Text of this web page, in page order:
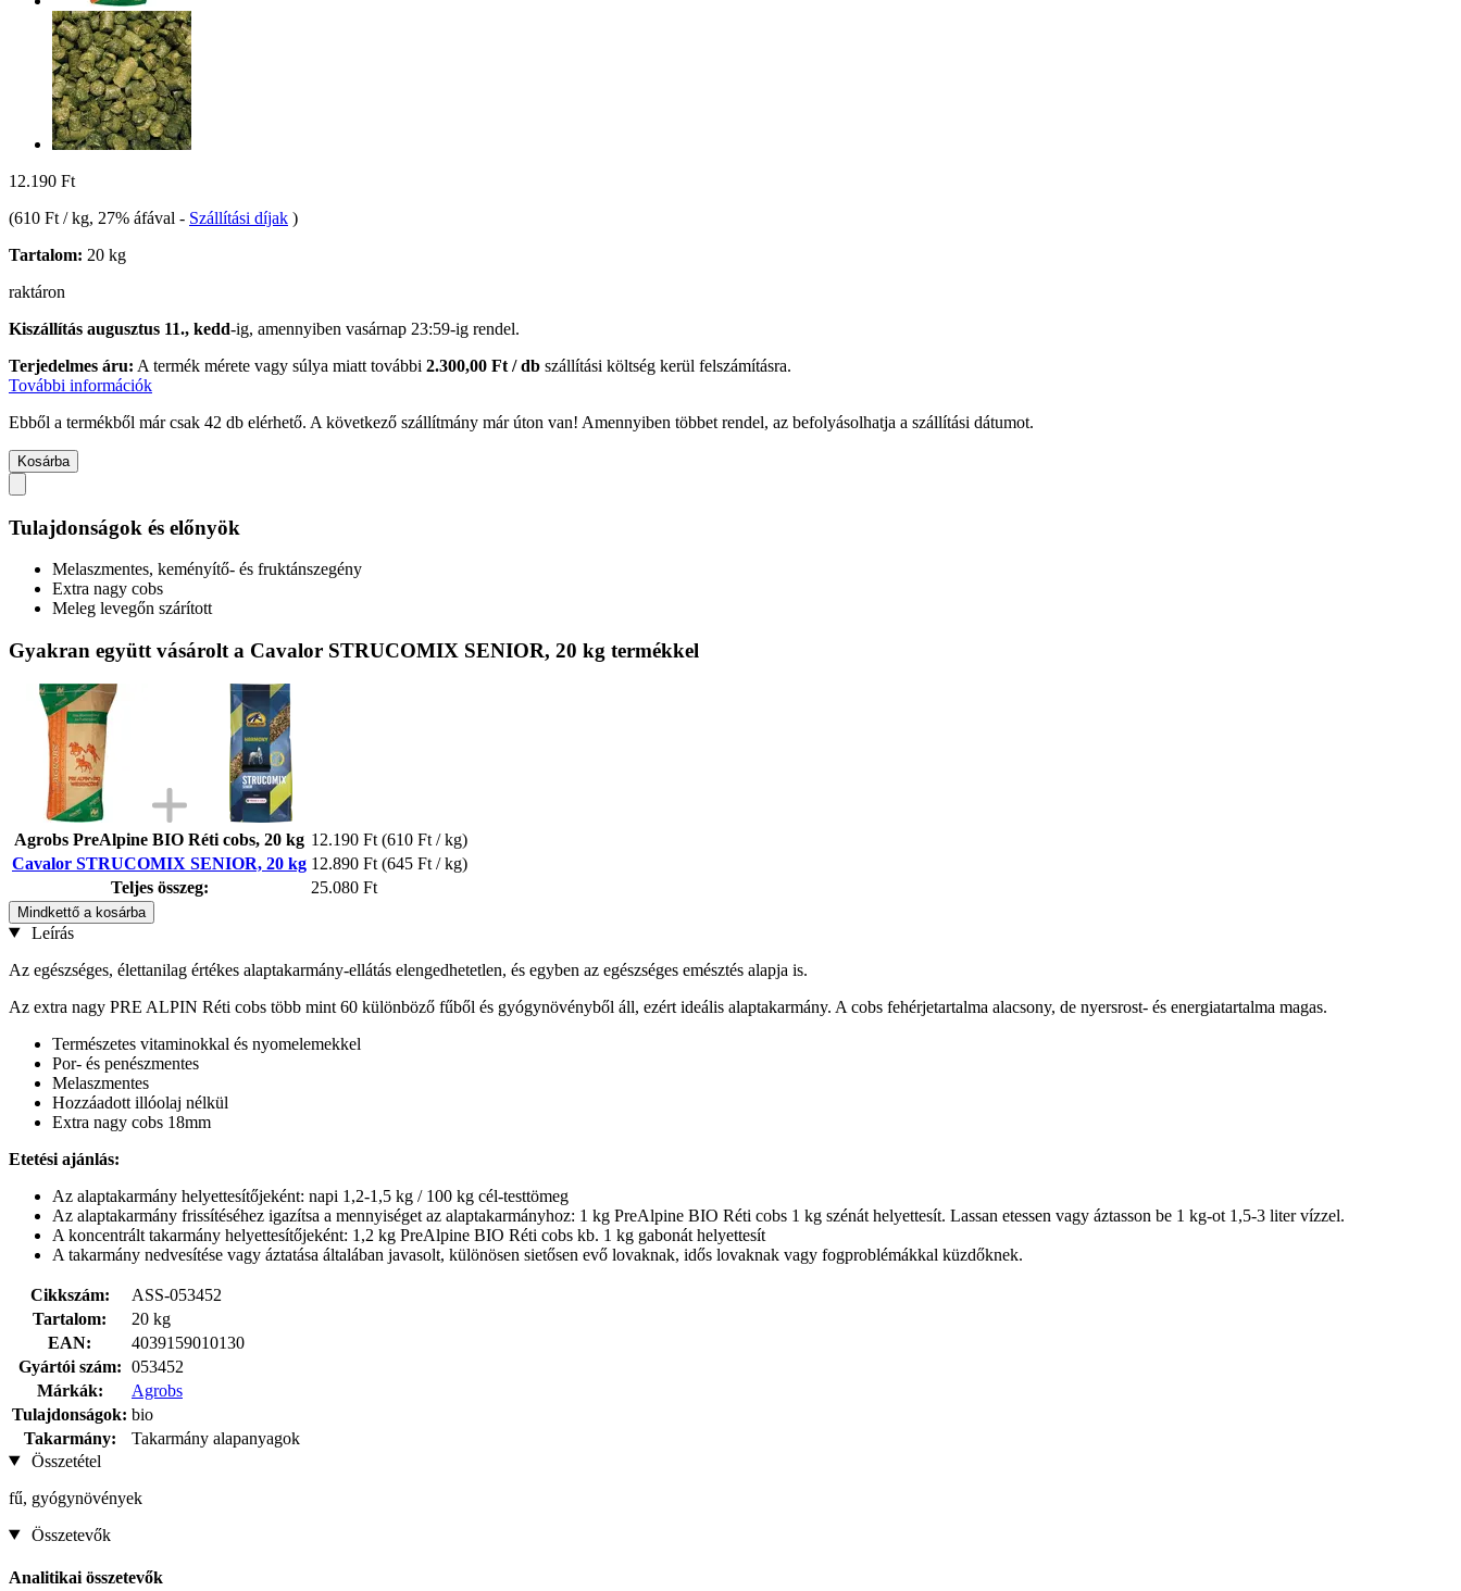
12.190 Ft
(610 Ft / kg, 27% áfával - Szállítási díjak )
Tartalom: 20 kg
raktáron
Kiszállítás augusztus 11., kedd-ig, amennyiben vasárnap 23:59-ig rendel.
Terjedelmes áru: A termék mérete vagy súlya miatt további 2.300,00 Ft / db szállítási költség kerül felszámításra.
További információk
Ebből a termékből már csak 42 db elérhető. A következő szállítmány már úton van! Amennyiben többet rendel, az befolyásolhatja a szállítási dátumot.
Kosárba
Tulajdonságok és előnyök
Melaszmentes, keményítő- és fruktánszegény
Extra nagy cobs
Meleg levegőn szárított
Gyakran együtt vásárolt a Cavalor STRUCOMIX SENIOR, 20 kg termékkel
Agrobs PreAlpine BIO Réti cobs, 20 kg 12.190 Ft (610 Ft / kg)
Cavalor STRUCOMIX SENIOR, 20 kg 12.890 Ft (645 Ft / kg)
Teljes összeg:
25.080 Ft
Mindkettő a kosárba
Leírás
Az egészséges, élettanilag értékes alaptakarmány-ellátás elengedhetetlen, és egyben az egészséges emésztés alapja is.
Az extra nagy PRE ALPIN Réti cobs több mint 60 különböző fűből és gyógynövényből áll, ezért ideális alaptakarmány. A cobs fehérjetartalma alacsony, de nyersrost- és energiatartalma magas.
Természetes vitaminokkal és nyomelemekkel
Por- és penészmentes
Melaszmentes
Hozzáadott illóolaj nélkül
Extra nagy cobs 18mm
Etetési ajánlás:
Az alaptakarmány helyettesítőjeként: napi 1,2-1,5 kg / 100 kg cél-testtömeg
Az alaptakarmány frissítéséhez igazítsa a mennyiséget az alaptakarmányhoz: 1 kg PreAlpine BIO Réti cobs 1 kg szénát helyettesít. Lassan etessen vagy áztasson be 1 kg-ot 1,5-3 liter vízzel.
A koncentrált takarmány helyettesítőjeként: 1,2 kg PreAlpine BIO Réti cobs kb. 1 kg gabonát helyettesít
A takarmány nedvesítése vagy áztatása általában javasolt, különösen sietősen evő lovaknak, idős lovaknak vagy fogproblémákkal küzdőknek.
Cikkszám:
ASS-053452
Tartalom:
20 kg
EAN:
4039159010130
Gyártói szám: 053452
Márkák:
Agrobs
Tulajdonságok: bio
Takarmány:
Takarmány alapanyagok
Összetétel
fű, gyógynövények
Összetevők
Analitikai összetevők